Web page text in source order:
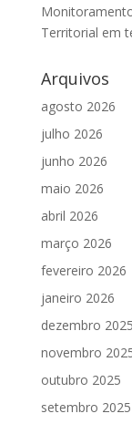
Territorial em
Arquivos
agosto 2026
julho 2026
junho 2026
maio 2026
abril 2026
março 2026
fevereiro 2026
janeiro 2026
dezembro 2025
novembro
outubro 2025
setembro 2025